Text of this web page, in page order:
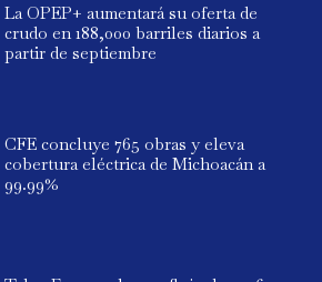
La OPEP+ aumentará su oferta de
crudo en 188,000 barriles diarios a
partir de septiembre
CFE concluye 765 obras y eleva
cobertura eléctrica de Michoacán a
99.99%